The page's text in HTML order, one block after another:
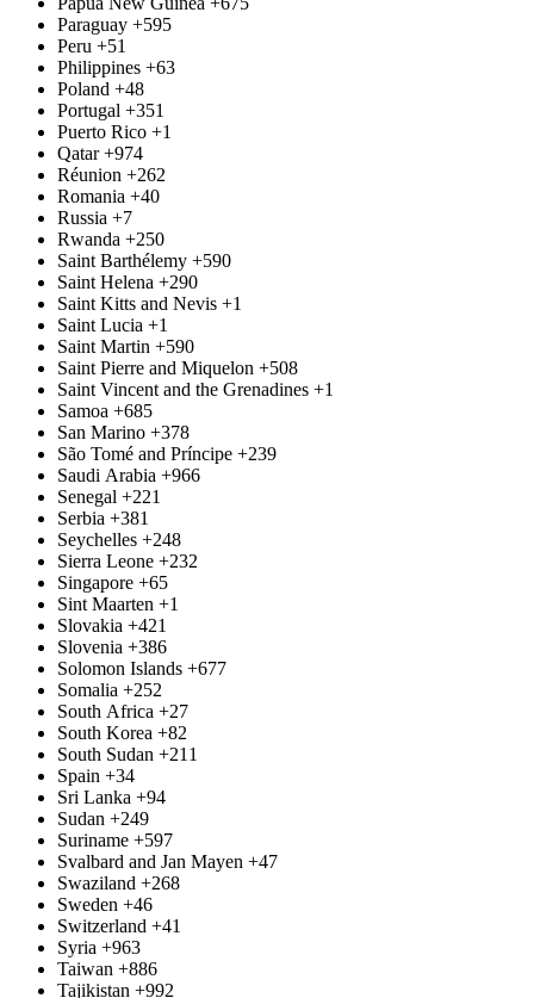
Paraguay +595
Peru +51
Philippines +63
Poland +48
Portugal +351
Puerto Rico +1
Qatar +974
Réunion +262
Romania +40
Russia +7
Rwanda +250
Saint Barthélemy +590
Saint Helena +290
Saint Kitts and Nevis +1
Saint Lucia +1
Saint Martin +590
Saint Pierre and Miquelon +508
Saint Vincent and the Grenadines +1
Samoa +685
San Marino +378
São Tomé and Príncipe +239
Saudi Arabia +966
Senegal +221
Serbia +381
Seychelles +248
Sierra Leone +232
Singapore +65
Sint Maarten +1
Slovakia +421
Slovenia +386
Solomon Islands +677
Somalia +252
South Africa +27
South Korea +82
South Sudan +211
Spain +34
Sri Lanka +94
Sudan +249
Suriname +597
Svalbard and Jan Mayen +47
Swaziland +268
Sweden +46
Switzerland +41
Syria +963
Taiwan +886
Tajikistan +992